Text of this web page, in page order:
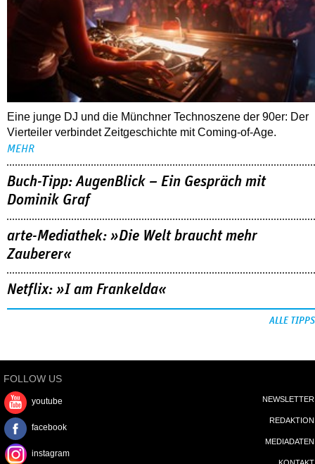
Eine junge DJ und die Münchner Technoszene der 90er: Der
Vierteiler verbindet Zeitgeschichte mit Coming-of-Age.
MEHR
Buch-Tipp: AugenBlick – Ein Gespräch mit
Dominik Graf
arte-Mediathek: »Die Welt braucht mehr
Zauberer«
Netflix: »I am Frankelda«
ALLE TIPPS
FOLLOW US
youtube
facebook
instagram
NEWSLETTER
REDAKTION
MEDIADATEN